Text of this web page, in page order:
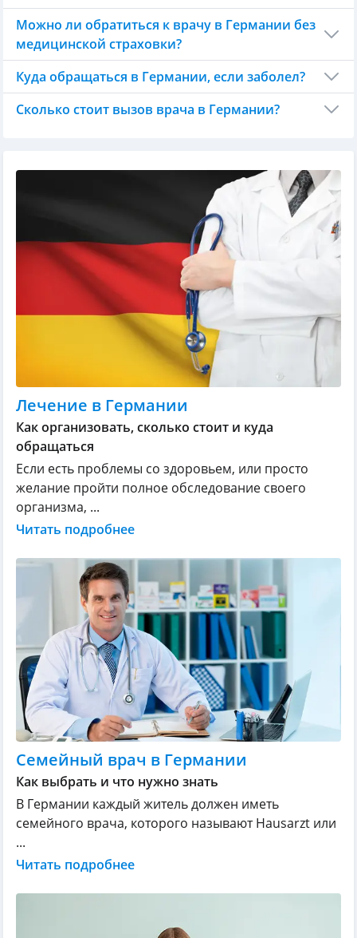
Можно ли обратиться к врачу в Германии без
медицинской страховки?
Куда обращаться в Германии, если заболел?
Сколько стоит вызов врача в Германии?
Лечение в Германии
Как организовать, сколько стоит и куда
обращаться
Если есть проблемы со здоровьем, или просто
желание пройти полное обследование своего
организма, ...
Читать подробнее
Семейный врач в Германии
Как выбрать и что нужно знать
В Германии каждый житель должен иметь
семейного врача, которого называют Hausarzt или
...
Читать подробнее